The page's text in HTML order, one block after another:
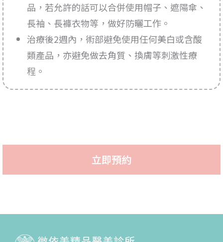
品，若允許的話可以合併使用帽子、遮陽傘、
長袖、長褲衣物等，做好防曬工作。
治療後2週內，術部避免使用任何美白或含酸
類產品，亦避免做去角質、換膚等刺激性療
程。
立即預約